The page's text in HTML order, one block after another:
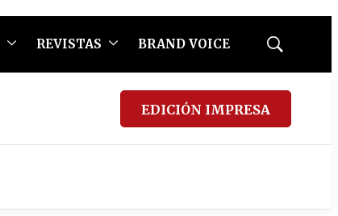
REVISTAS BRAND VOICE
Mostrar
EDICIÓN IMPRESA